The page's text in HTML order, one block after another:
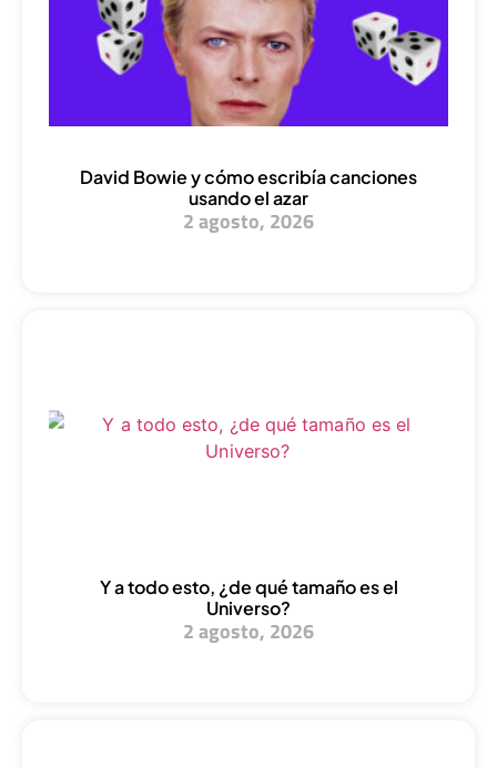
David Bowie y cómo escribía canciones
usando el azar
2 agosto, 2026
Y a todo esto, ¿de qué tamaño es el
Universo?
2 agosto, 2026